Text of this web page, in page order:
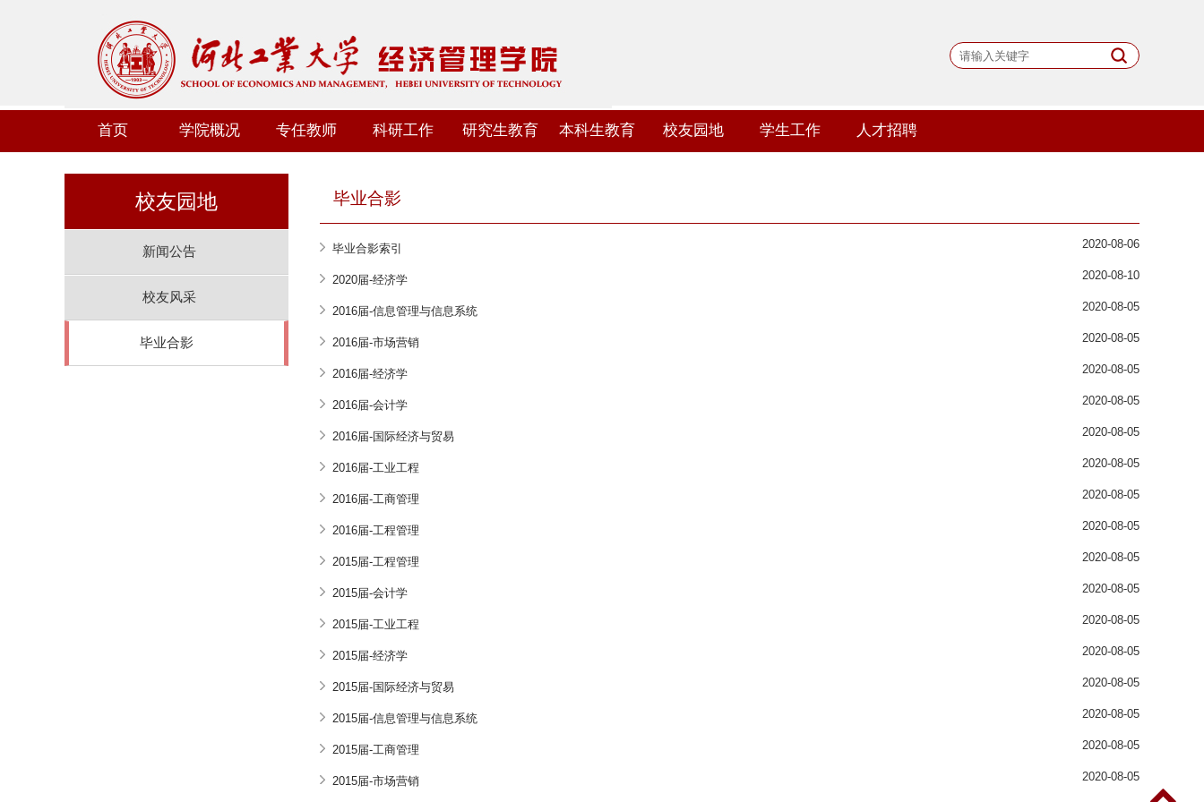
首页 学院概况 专任教师 科研工作 研究生教育 本科生教育 校友园地 学生工作 人才招聘
校友园地
新闻公告
校友风采
毕业合影
毕业合影
毕业合影索引 2020-08-06
2020届-经济学 2020-08-10
2016届-信息管理与信息系统 2020-08-05
2016届-市场营销 2020-08-05
2016届-经济学 2020-08-05
2016届-会计学 2020-08-05
2016届-国际经济与贸易 2020-08-05
2016届-工业工程 2020-08-05
2016届-工商管理 2020-08-05
2016届-工程管理 2020-08-05
2015届-工程管理 2020-08-05
2015届-会计学 2020-08-05
2015届-工业工程 2020-08-05
2015届-经济学 2020-08-05
2015届-国际经济与贸易 2020-08-05
2015届-信息管理与信息系统 2020-08-05
2015届-工商管理 2020-08-05
2015届-市场营销 2020-08-05